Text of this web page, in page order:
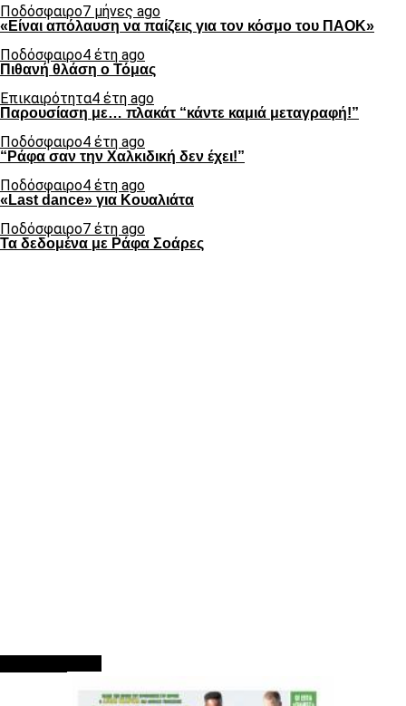
Ποδόσφαιρο7 μήνες ago
«Είναι απόλαυση να παίζεις για τον κόσμο του ΠΑΟΚ»
Ποδόσφαιρο4 έτη ago
Πιθανή θλάση ο Τόμας
Επικαιρότητα4 έτη ago
Παρουσίαση με… πλακάτ “κάντε καμιά μεταγραφή!”
Ποδόσφαιρο4 έτη ago
“Ράφα σαν την Χαλκιδική δεν έχει!”
Ποδόσφαιρο4 έτη ago
«Last dance» για Κουαλιάτα
Ποδόσφαιρο7 έτη ago
Τα δεδομένα με Ράφα Σοάρες